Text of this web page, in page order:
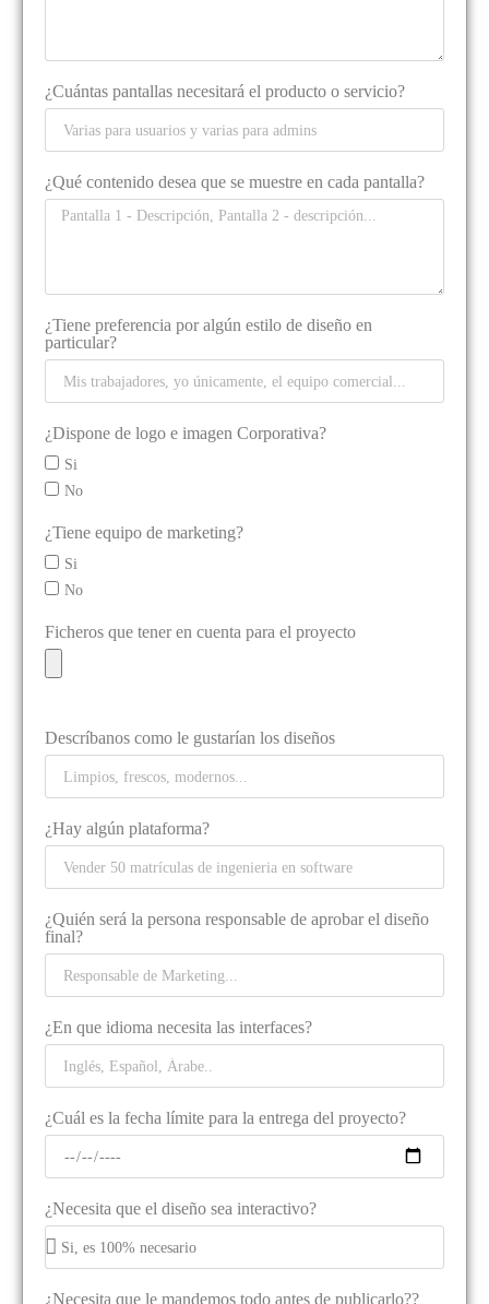
¿Cuántas pantallas necesitará el producto o servicio?
¿Qué contenido desea que se muestre en cada pantalla?
¿Tiene preferencia por algún estilo de diseño en
particular?
¿Dispone de logo e imagen Corporativa?
Si
No
¿Tiene equipo de marketing?
Si
No
Ficheros que tener en cuenta para el proyecto
Descríbanos como le gustarían los diseños
¿Hay algún plataforma?
¿Quién será la persona responsable de aprobar el diseño
final?
¿En que idioma necesita las interfaces?
¿Cuál es la fecha límite para la entrega del proyecto?
¿Necesita que el diseño sea interactivo?
¿Necesita que le mandemos todo antes de publicarlo??